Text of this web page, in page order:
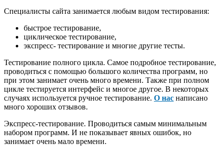
Специалисты сайта занимается любым видом тестирования:
быстрое тестирование,
циклическое тестирование,
экспресс- тестирование и многие другие тесты.
Тестирование полного цикла. Самое подробное тестирование,
проводиться с помощью большого количества программ, но
при этом занимает очень много времени. Также при полном
цикле тестируется интерфейс и многое другое. В некоторых
случаях используется ручное тестирование. О нас написано
много хороших отзывов.
Экспресс-тестирование. Проводиться самым минимальным
набором программ. И не показывает явных ошибок, но
занимает очень мало времени.